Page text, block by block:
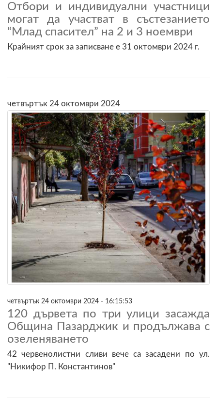
Отбори и индивидуални участници
могат да участват в състезанието
“Млад спасител” на 2 и 3 ноември
Крайният срок за записване е 31 октомври 2024 г.
четвъртък 24 октомври 2024
четвъртък 24 октомври 2024 - 16:15:53
120 дървета по три улици засажда
Община Пазарджик и продължава с
озеленяването
42 червенолистни сливи вече са засадени по ул.
"Никифор П. Константинов"